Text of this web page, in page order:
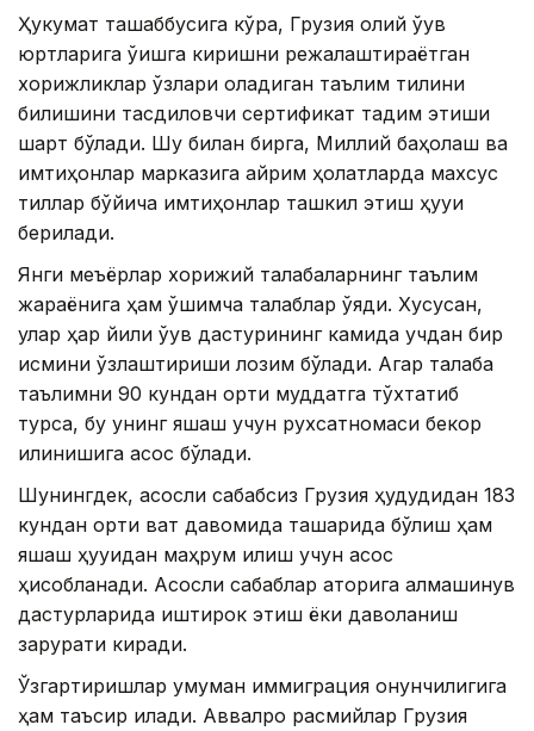
Ҳукумат ташаббусига кўра, Грузия олий ўқув
юртларига ўқишга киришни режалаштираётган
хорижликлар ўзлари оладиган таълим тилини
билишини тасдиқловчи сертификат тақдим этиши
шарт бўлади. Шу билан бирга, Миллий баҳолаш ва
имтиҳонлар марказига айрим ҳолатларда махсус
тиллар бўйича имтиҳонлар ташкил этиш ҳуқуқи
берилади.
Янги меъёрлар хорижий талабаларнинг таълим
жараёнига ҳам қўшимча талаблар қўяди. Хусусан,
улар ҳар йили ўқув дастурининг камида учдан бир
қисмини ўзлаштириши лозим бўлади. Агар талаба
таълимни 90 кундан ортиқ муддатга тўхтатиб
турса, бу унинг яшаш учун рухсатномаси бекор
қилинишига асос бўлади.
Шунингдек, асосли сабабсиз Грузия ҳудудидан 183
кундан ортиқ вақт давомида ташқарида бўлиш ҳам
яшаш ҳуқуқидан маҳрум қилиш учун асос
ҳисобланади. Асосли сабаблар қаторига алмашинув
дастурларида иштирок этиш ёки даволаниш
зарурати киради.
Ўзгартиришлар умуман иммиграция қонунчилигига
ҳам таъсир қилади. Аввалроқ расмийлар Грузия